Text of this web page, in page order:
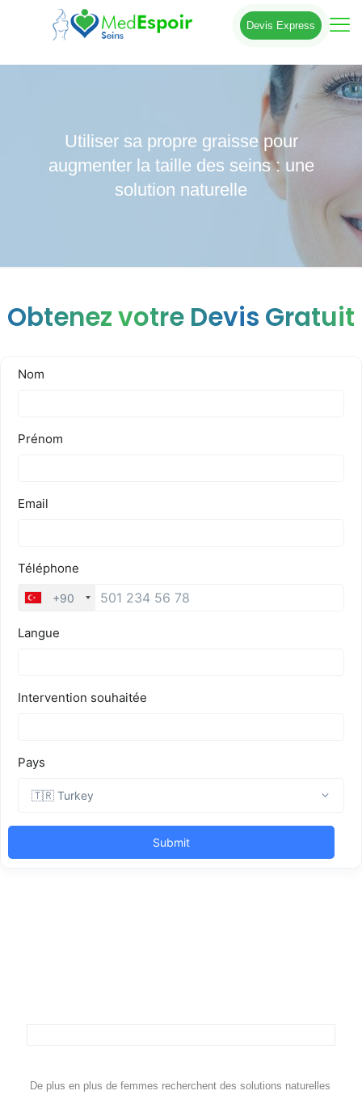
Devis Express
Utiliser sa propre graisse pour
augmenter la taille des seins : une
solution naturelle
Obtenez votre Devis Gratuit
De plus en plus de femmes recherchent des solutions naturelles